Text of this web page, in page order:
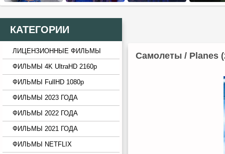
КАТЕГОРИИ
ЛИЦЕНЗИОННЫЕ ФИЛЬМЫ
ФИЛЬМЫ 4K UltraHD 2160p
ФИЛЬМЫ FullHD 1080p
ФИЛЬМЫ 2023 ГОДА
ФИЛЬМЫ 2022 ГОДА
ФИЛЬМЫ 2021 ГОДА
ФИЛЬМЫ NETFLIX
Самолеты / Planes